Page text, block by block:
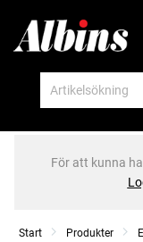
För att kunna
Start Produkter